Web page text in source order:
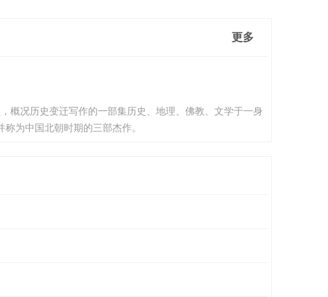
更多
况历史变迁写作的一部集历史、地理、佛教、文学于一身
为中国北朝时期的三部杰作。